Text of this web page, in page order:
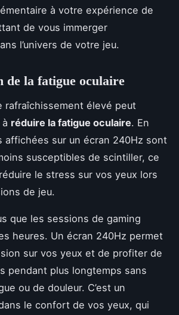
à votre expérience de
de vous immerger
l’univers de votre jeu.
de la fatigue oculaire
rafraîchissement élevé peut
réduire la fatigue oculaire. En
affichées sur un écran 240Hz sont
susceptibles de scintiller, ce
le stress sur vos yeux lors
de jeu.
que les sessions de gaming
heures. Un écran 240Hz permet
sur vos yeux et de profiter de
pendant plus longtemps sans
ou de douleur. C’est un
le confort de vos yeux, qui